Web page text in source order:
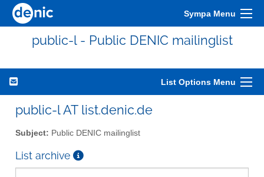
Sympa Menu
public-l - Public DENIC mailinglist
List Options Menu
public-l AT list.denic.de
Subject: Public DENIC mailinglist
List archive